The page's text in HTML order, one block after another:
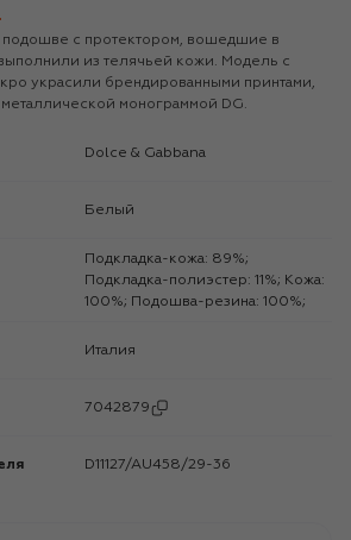
с протектором, вошедшие в
из телячьей кожи. Модель с
украсили брендированными принтами,
монограммой DG.
Dolce & Gabbana
Белый
Подкладка-кожа: 89%;
Подкладка-полиэстер: 11%; Кожа:
100%; Подошва-резина: 100%;
Италия
7042879
D11127/AU458/29-36